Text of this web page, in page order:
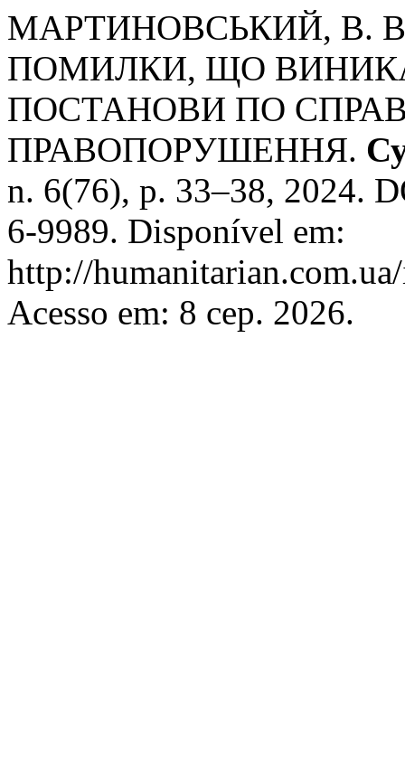
МАРТИНОВСЬКИЙ, В.
ПОМИЛКИ, ЩО
ПОСТАНОВИ ПО
ПРАВОПОРУШЕННЯ.
n. 6(76), p. 33–38, 2024.
6-9989. Disponível em:
http://
Acesso em: 8 сер. 2026.